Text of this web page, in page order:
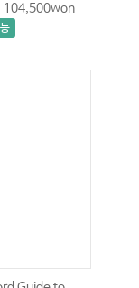
104,500won